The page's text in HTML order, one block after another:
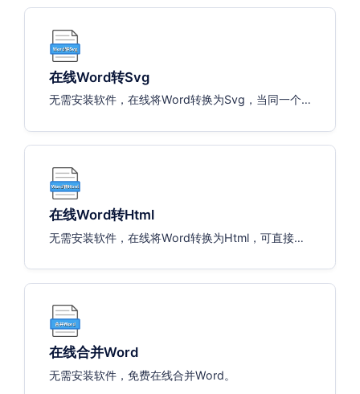
在线Word转Svg
无需安装软件，在线将Word转换为Svg，当同一个
在线Word转Html
无需安装软件，在线将Word转换为Html，可直接将
在线合并Word
无需安装软件，免费在线合并Word。